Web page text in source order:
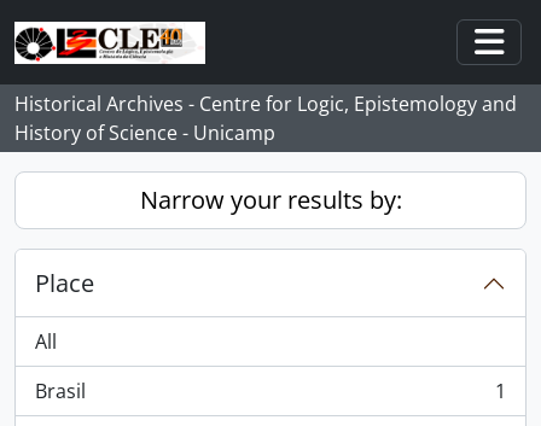
Skip to main content
Historical Archives - Centre for Logic, Epistemology and
History of Science - Unicamp
Narrow your results by:
Place
All
Brasil
, 1 results
1